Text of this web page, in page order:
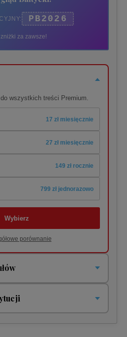
PB2026
za zawsze!
wszystkich treści Premium.
17 zł miesięcznie
27 zł miesięcznie
149 zł rocznie
799 zł jednorazowo
Wybierz
porównanie